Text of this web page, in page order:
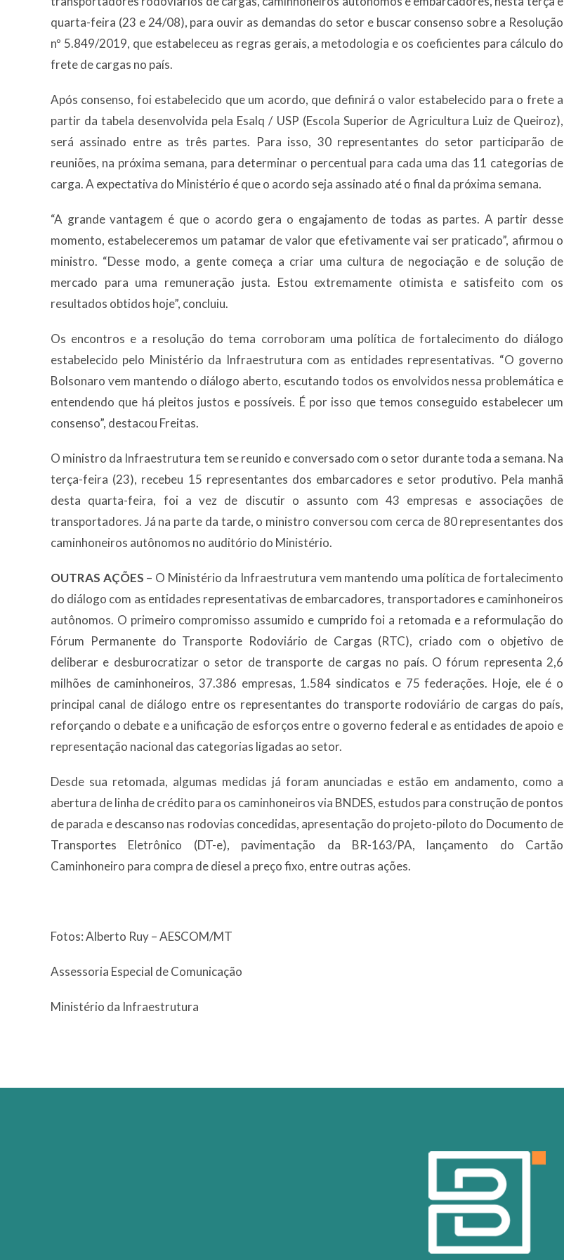
quarta-feira (23 e 24/08), para ouvir as demandas do setor e buscar consenso sobre a Resolução
nº 5.849/2019, que estabeleceu as regras gerais, a metodologia e os coeficientes para cálculo do
frete de cargas no país.
Após consenso, foi estabelecido que um acordo, que definirá o valor estabelecido para o frete a
partir da tabela desenvolvida pela Esalq / USP (Escola Superior de Agricultura Luiz de Queiroz),
será assinado entre as três partes. Para isso, 30 representantes do setor participarão de
reuniões, na próxima semana, para determinar o percentual para cada uma das 11 categorias de
carga. A expectativa do Ministério é que o acordo seja assinado até o final da próxima semana.
“A grande vantagem é que o acordo gera o engajamento de todas as partes. A partir desse
momento, estabeleceremos um patamar de valor que efetivamente vai ser praticado”, afirmou o
ministro. “Desse modo, a gente começa a criar uma cultura de negociação e de solução de
mercado para uma remuneração justa. Estou extremamente otimista e satisfeito com os
resultados obtidos hoje”, concluiu.
Os encontros e a resolução do tema corroboram uma política de fortalecimento do diálogo
estabelecido pelo Ministério da Infraestrutura com as entidades representativas. “O governo
Bolsonaro vem mantendo o diálogo aberto, escutando todos os envolvidos nessa problemática e
entendendo que há pleitos justos e possíveis. É por isso que temos conseguido estabelecer um
consenso”, destacou Freitas.
O ministro da Infraestrutura tem se reunido e conversado com o setor durante toda a semana. Na
terça-feira (23), recebeu 15 representantes dos embarcadores e setor produtivo. Pela manhã
desta quarta-feira, foi a vez de discutir o assunto com 43 empresas e associações de
transportadores. Já na parte da tarde, o ministro conversou com cerca de 80 representantes dos
caminhoneiros autônomos no auditório do Ministério.
OUTRAS AÇÕES – O Ministério da Infraestrutura vem mantendo uma política de fortalecimento
do diálogo com as entidades representativas de embarcadores, transportadores e caminhoneiros
autônomos. O primeiro compromisso assumido e cumprido foi a retomada e a reformulação do
Fórum Permanente do Transporte Rodoviário de Cargas (RTC), criado com o objetivo de
deliberar e desburocratizar o setor de transporte de cargas no país. O fórum representa 2,6
milhões de caminhoneiros, 37.386 empresas, 1.584 sindicatos e 75 federações. Hoje, ele é o
principal canal de diálogo entre os representantes do transporte rodoviário de cargas do país,
reforçando o debate e a unificação de esforços entre o governo federal e as entidades de apoio e
representação nacional das categorias ligadas ao setor.
Desde sua retomada, algumas medidas já foram anunciadas e estão em andamento, como a
abertura de linha de crédito para os caminhoneiros via BNDES, estudos para construção de pontos
de parada e descanso nas rodovias concedidas, apresentação do projeto-piloto do Documento de
Transportes Eletrônico (DT-e), pavimentação da BR-163/PA, lançamento do Cartão
Caminhoneiro para compra de diesel a preço fixo, entre outras ações.
Fotos: Alberto Ruy – AESCOM/MT
Assessoria Especial de Comunicação
Ministério da Infraestrutura